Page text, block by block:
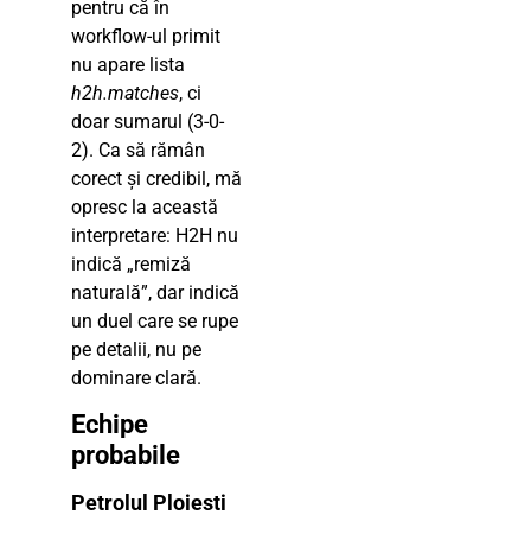
pentru că în
workflow-ul primit
nu apare lista
h2h.matches, ci
doar sumarul (3-0-
2). Ca să rămân
corect și credibil, mă
opresc la această
interpretare: H2H nu
indică „remiză
naturală”, dar indică
un duel care se rupe
pe detalii, nu pe
dominare clară.
Echipe
probabile
Petrolul Ploiesti